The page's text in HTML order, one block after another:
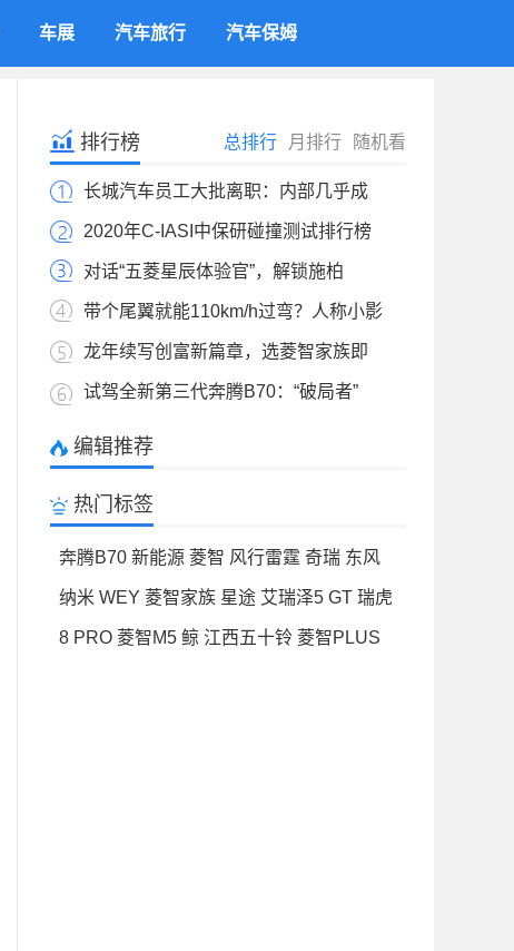
车展 汽车旅行 汽车保姆
总排行 月排行 随机看
排行榜
长城汽车员工大批离职：内部几乎成
2020年C-IASI中保研碰撞测试排行榜
对话“五菱星辰体验官”，解锁施柏
带个尾翼就能110km/h过弯？人称小影
龙年续写创富新篇章，选菱智家族即
试驾全新第三代奔腾B70：“破局者”
编辑推荐
热门标签
奔腾B70 新能源 菱智 风行雷霆 奇瑞 东风
纳米 WEY 菱智家族 星途 艾瑞泽5 GT 瑞虎
8 PRO 菱智M5 鲸 江西五十铃 菱智PLUS